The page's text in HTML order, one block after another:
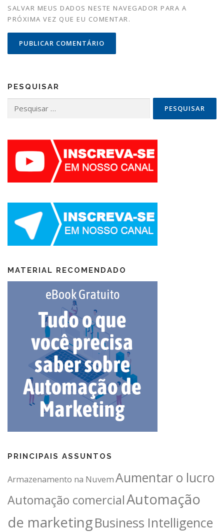
SALVAR MEUS DADOS NESTE NAVEGADOR PARA A
PRÓXIMA VEZ QUE EU COMENTAR.
PESQUISAR
por:
MATERIAL RECOMENDADO
PRINCIPAIS ASSUNTOS
Armazenamento na NuvemAumentar o lucro
Automação comercialAutomação
de marketingBusiness Intelligence